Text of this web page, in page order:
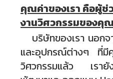
คุณค่าของเรา คือผู้
งานวิศวกรรมของคุณ
บริษัทของเรา นอกจ
และอุปกรณ์ต่างๆ ที่
วิศวกรรมแล้ว เรายัง